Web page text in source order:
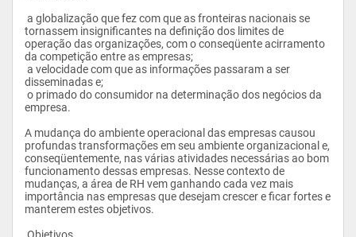
tornassem insignificantes na definição dos limites de
operação das organizações, com o conseqüente acirramento
da competição entre as empresas;
disseminadas e;
empresa.
A mudança do ambiente operacional das empresas causou
profundas transformações em seu ambiente organizacional e,
conseqüentemente, nas várias atividades necessárias ao bom
funcionamento dessas empresas. Nesse contexto de
mudanças, a área de RH vem ganhando cada vez mais
importância nas empresas que desejam crescer e ficar fortes e
manterem estes objetivos.